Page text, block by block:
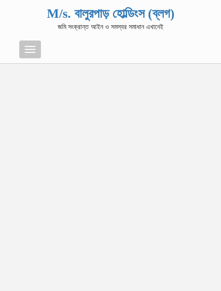
M/s. বালুরপাড় হোল্ডিংস (ব্লগ)
জমি সংক্রান্ত আইন ও সমস্যর সমাধান এখানেই
Menu